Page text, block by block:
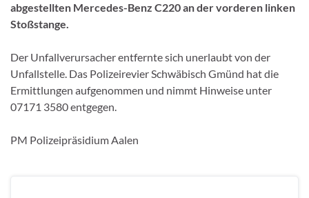
abgestellten Mercedes-Benz C220 an der vorderen linken
Stoßstange.
Der Unfallverursacher entfernte sich unerlaubt von der
Unfallstelle. Das Polizeirevier Schwäbisch Gmünd hat die
Ermittlungen aufgenommen und nimmt Hinweise unter
07171 3580 entgegen.
PM Polizeipräsidium Aalen